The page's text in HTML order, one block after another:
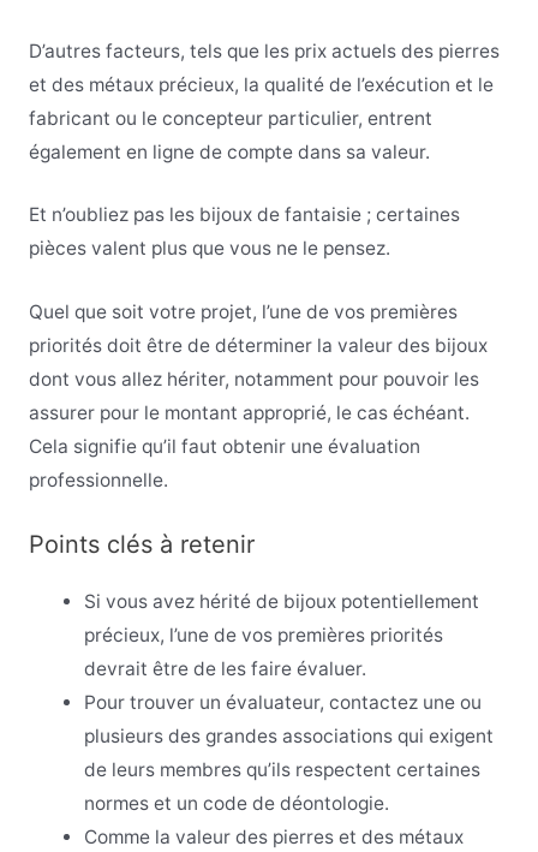
D’autres facteurs, tels que les prix actuels des pierres
et des métaux précieux, la qualité de l’exécution et le
fabricant ou le concepteur particulier, entrent
également en ligne de compte dans sa valeur.
Et n’oubliez pas les bijoux de fantaisie ; certaines
pièces valent plus que vous ne le pensez.
Quel que soit votre projet, l’une de vos premières
priorités doit être de déterminer la valeur des bijoux
dont vous allez hériter, notamment pour pouvoir les
assurer pour le montant approprié, le cas échéant.
Cela signifie qu’il faut obtenir une évaluation
professionnelle.
Points clés à retenir
Si vous avez hérité de bijoux potentiellement
précieux, l’une de vos premières priorités
devrait être de les faire évaluer.
Pour trouver un évaluateur, contactez une ou
plusieurs des grandes associations qui exigent
de leurs membres qu’ils respectent certaines
normes et un code de déontologie.
Comme la valeur des pierres et des métaux